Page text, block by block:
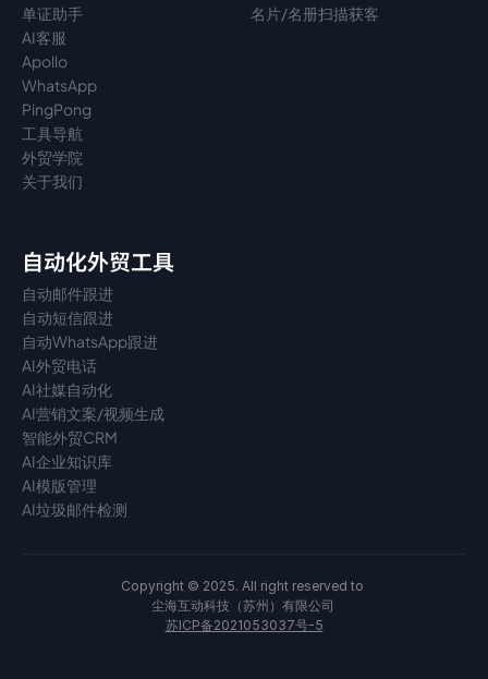
单证助手
AI客服
Apollo
WhatsApp
PingPong
工具导航
外贸学院
关于我们
名片/名册扫描获客
自动化外贸工具
自动邮件跟进
自动短信跟进
自动WhatsApp跟进
AI外贸电话
AI社媒自动化
AI营销文案/视频生成
智能外贸CRM
AI企业知识库
AI模版管理
AI垃圾邮件检测
Copyright © 2025. All right reserved to
尘海互动科技（苏州）有限公司
苏ICP备2021053037号-5